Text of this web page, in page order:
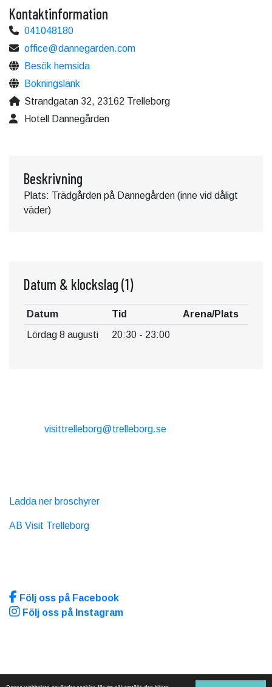
Kontaktinformation
041048180
office@dannegarden.com
Besök hemsida
Bokningslänk
Strandgatan 32, 23162 Trelleborg
Hotell Dannegården
Beskrivning
Plats: Trädgården på Dannegården (inne vid dåligt
väder)
Datum & klockslag (1)
Datum Tid
Arena/Plats
Lördag 8 augusti
20:30 - 23:00
visittrelleborg@trelleborg.se
Ladda ner broschyrer
AB Visit Trelleborg
Följ oss på Facebook
Följ oss på Instagram